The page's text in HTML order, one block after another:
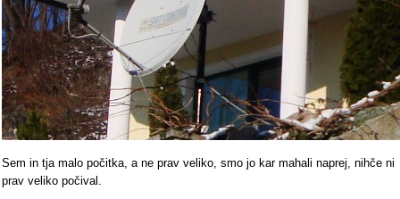
Sem in tja malo počitka, a ne prav veliko, smo jo kar mahali naprej, nihče ni
prav veliko počival.